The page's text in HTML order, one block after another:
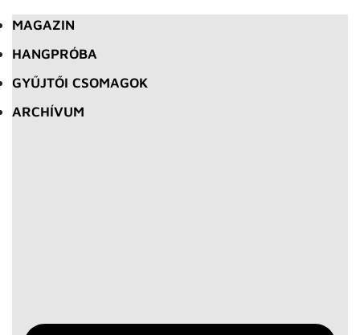
MAGAZIN
HANGPRÓBA
GYŰJTŐI CSOMAGOK
ARCHÍVUM